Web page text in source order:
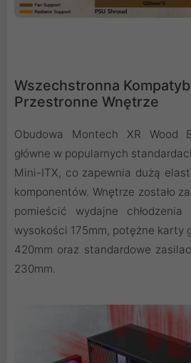
Wszechstronna
Przestronne Wnętrze
Obudowa Montech XR Wood
główne w popularnych
Mini-ITX, co zapewnia dużą
komponentów. Wnętrze zostało
pomieścić wydajne
wysokości 175mm, potężne karty
420mm oraz standardowe
230mm.